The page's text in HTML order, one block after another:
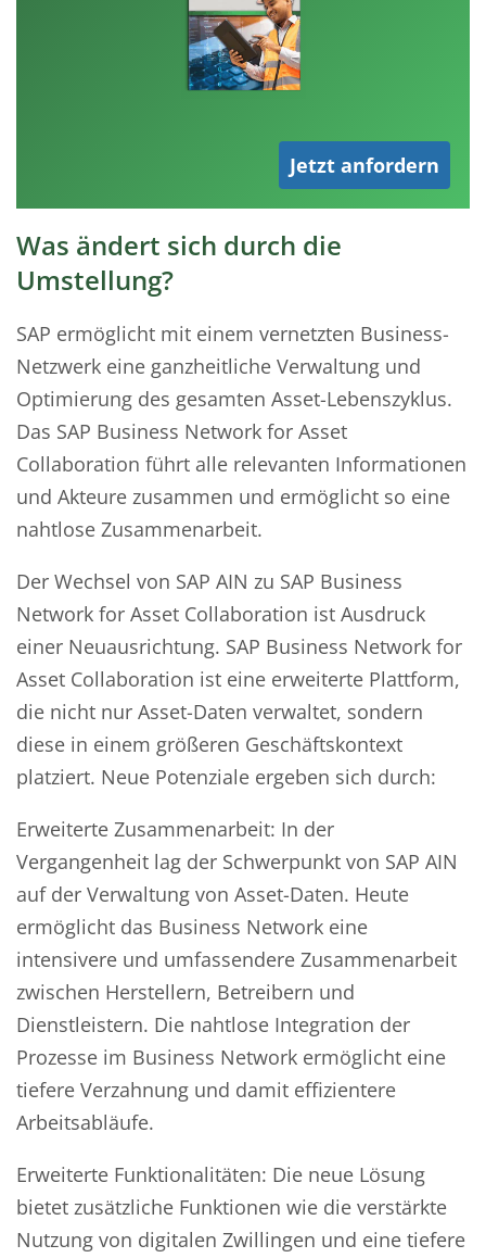
Jetzt anfordern
Was ändert sich durch die
Umstellung?
SAP ermöglicht mit einem vernetzten Business-
Netzwerk eine ganzheitliche Verwaltung und
Optimierung des gesamten Asset-Lebenszyklus.
Das SAP Business Network for Asset
Collaboration führt alle relevanten Informationen
und Akteure zusammen und ermöglicht so eine
nahtlose Zusammenarbeit.
Der Wechsel von SAP AIN zu SAP Business
Network for Asset Collaboration ist Ausdruck
einer Neuausrichtung. SAP Business Network for
Asset Collaboration ist eine erweiterte Plattform,
die nicht nur Asset-Daten verwaltet, sondern
diese in einem größeren Geschäftskontext
platziert. Neue Potenziale ergeben sich durch:
Erweiterte Zusammenarbeit: In der
Vergangenheit lag der Schwerpunkt von SAP AIN
auf der Verwaltung von Asset-Daten. Heute
ermöglicht das Business Network eine
intensivere und umfassendere Zusammenarbeit
zwischen Herstellern, Betreibern und
Dienstleistern. Die nahtlose Integration der
Prozesse im Business Network ermöglicht eine
tiefere Verzahnung und damit effizientere
Arbeitsabläufe.
Erweiterte Funktionalitäten: Die neue Lösung
bietet zusätzliche Funktionen wie die verstärkte
Nutzung von digitalen Zwillingen und eine tiefere